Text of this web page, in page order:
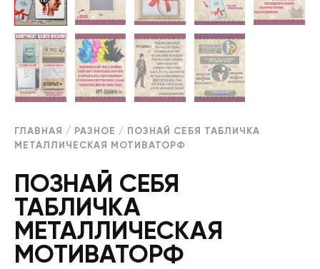
ГЛАВНАЯ / РАЗНОЕ / ПОЗНАЙ СЕБЯ ТАБЛИЧКА
МЕТАЛЛИЧЕСКАЯ МОТИВАТОРФ
ПОЗНАЙ СЕБЯ
ТАБЛИЧКА
МЕТАЛЛИЧЕСКАЯ
МОТИВАТОРФ